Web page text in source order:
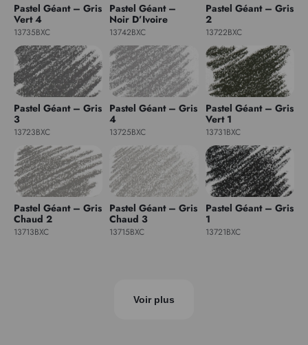
Pastel Géant – Gris
Vert 4
13735BXC
Pastel Géant –
Noir D’Ivoire
13742BXC
Pastel Géant – Gris
2
13722BXC
Pastel Géant – Gris
3
13723BXC
Pastel Géant – Gris
4
13725BXC
Pastel Géant – Gris
Vert 1
13731BXC
Pastel Géant – Gris
Chaud 2
13713BXC
Pastel Géant – Gris
Chaud 3
13715BXC
Pastel Géant – Gris
1
13721BXC
Voir plus